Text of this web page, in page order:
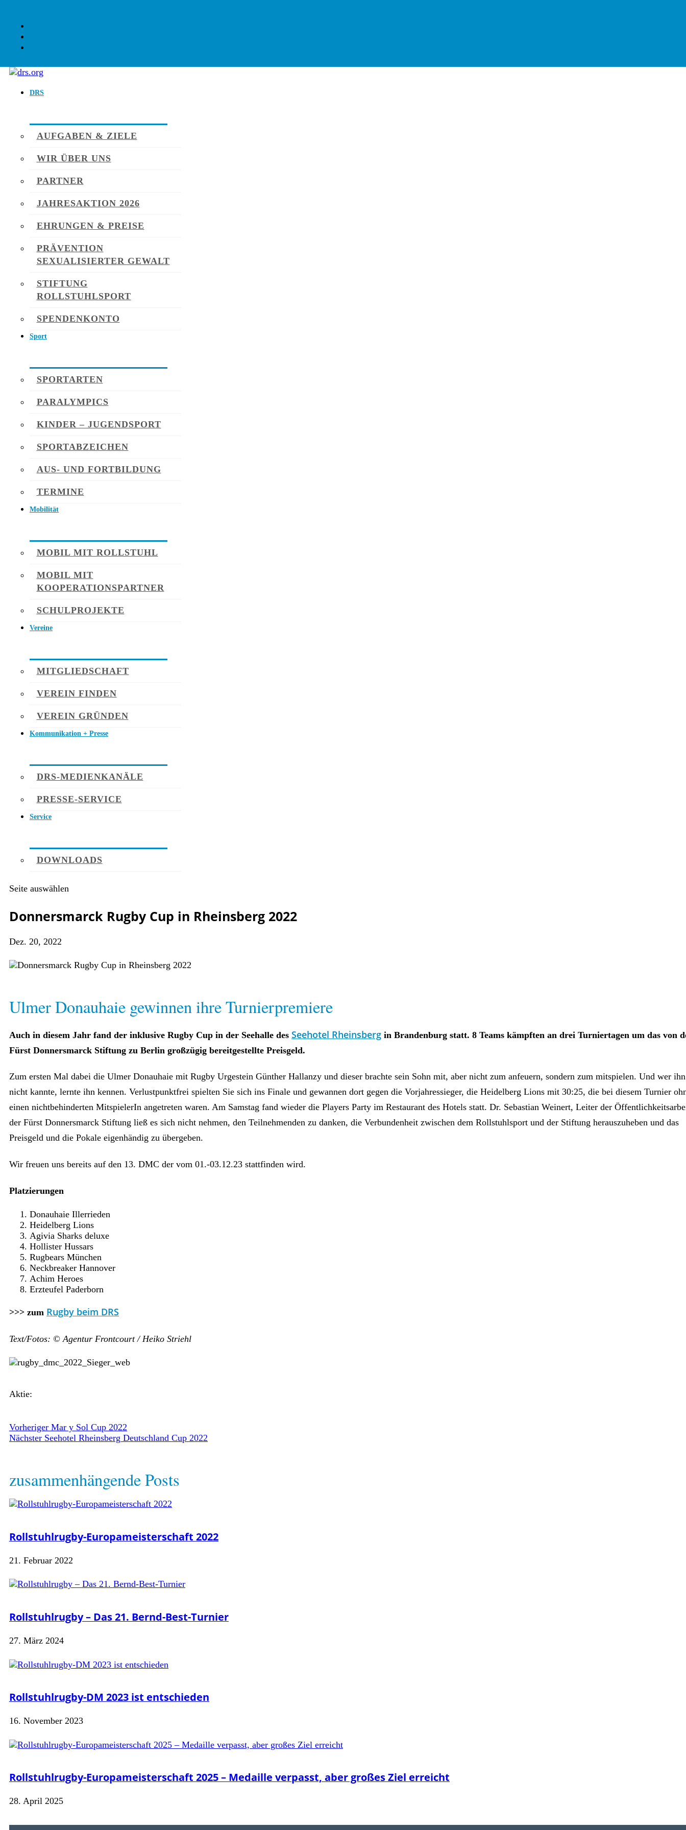
DRS
AUFGABEN & ZIELE
WIR ÜBER UNS
PARTNER
JAHRESAKTION 2026
EHRUNGEN & PREISE
PRÄVENTION
SEXUALISIERTER GEWALT
STIFTUNG
ROLLSTUHLSPORT
SPENDENKONTO
Sport
SPORTARTEN
PARALYMPICS
KINDER – JUGENDSPORT
SPORTABZEICHEN
AUS- UND FORTBILDUNG
TERMINE
Mobilität
MOBIL MIT ROLLSTUHL
MOBIL MIT
KOOPERATIONSPARTNER
SCHULPROJEKTE
Vereine
MITGLIEDSCHAFT
VEREIN FINDEN
VEREIN GRÜNDEN
Kommunikation + Presse
DRS-MEDIENKANÄLE
PRESSE-SERVICE
Service
DOWNLOADS
Seite auswählen
Donnersmarck Rugby Cup in Rheinsberg 2022
Dez. 20, 2022
Ulmer Donauhaie gewinnen ihre Turnierpremiere
Auch in diesem Jahr fand der inklusive Rugby Cup in der Seehalle des Seehotel Rheinsberg in Brandenburg statt. 8 Teams kämpften an drei Turniertagen um das von
Fürst Donnersmarck Stiftung zu Berlin großzügig bereitgestellte Preisgeld.
Zum ersten Mal dabei die Ulmer Donauhaie mit Rugby Urgestein Günther Hallanzy und dieser brachte sein Sohn mit, aber nicht zum anfeuern, sondern zum mitspielen. Und wer ihn
nicht kannte, lernte ihn kennen. Verlustpunktfrei spielten Sie sich ins Finale und gewannen dort gegen die Vorjahressieger, die Heidelberg Lions mit 30:25, die bei diesem Turnier
einen nichtbehinderten MitspielerIn angetreten waren. Am Samstag fand wieder die Players Party im Restaurant des Hotels statt. Dr. Sebastian Weinert, Leiter der
der Fürst Donnersmarck Stiftung ließ es sich nicht nehmen, den Teilnehmenden zu danken, die Verbundenheit zwischen dem Rollstuhlsport und der Stiftung herauszuheben und das
Preisgeld und die Pokale eigenhändig zu übergeben.
Wir freuen uns bereits auf den 13. DMC der vom 01.-03.12.23 stattfinden wird.
Platzierungen
Donauhaie Illerrieden
Heidelberg Lions
Agivia Sharks deluxe
Hollister Hussars
Rugbears München
Neckbreaker Hannover
Achim Heroes
Erzteufel Paderborn
>>> zum Rugby beim DRS
Text/Fotos: © Agentur Frontcourt / Heiko Striehl
Aktie:
Vorheriger Mar y Sol Cup 2022
Nächster Seehotel Rheinsberg Deutschland Cup 2022
zusammenhängende Posts
Rollstuhlrugby-Europameisterschaft 2022
21. Februar 2022
Rollstuhlrugby – Das 21. Bernd-Best-Turnier
27. März 2024
Rollstuhlrugby-DM 2023 ist entschieden
16. November 2023
Rollstuhlrugby-Europameisterschaft 2025 – Medaille verpasst, aber großes Ziel erreicht
28. April 2025